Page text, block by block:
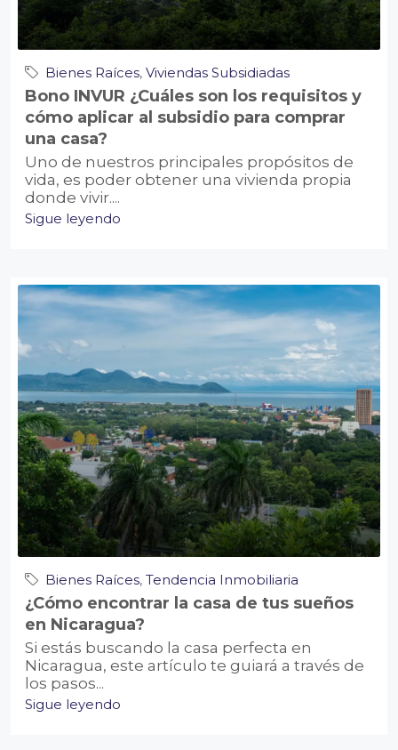
Bienes Raíces, Viviendas Subsidiadas
Bono INVUR ¿Cuáles son los requisitos y
cómo aplicar al subsidio para comprar
una casa?
Uno de nuestros principales propósitos de
vida, es poder obtener una vivienda propia
donde vivir....
Sigue leyendo
Bienes Raíces, Tendencia Inmobiliaria
¿Cómo encontrar la casa de tus sueños
en Nicaragua?
Si estás buscando la casa perfecta en
Nicaragua, este artículo te guiará a través de
los pasos...
Sigue leyendo